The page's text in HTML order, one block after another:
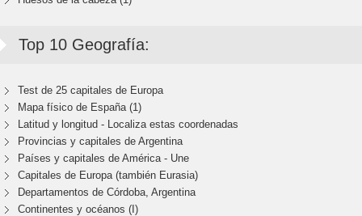
Top 10 Geografía:
Test de 25 capitales de Europa
Mapa físico de España (1)
Latitud y longitud - Localiza estas coordenadas
Provincias y capitales de Argentina
Países y capitales de América - Une
Capitales de Europa (también Eurasia)
Departamentos de Córdoba, Argentina
Continentes y océanos (I)